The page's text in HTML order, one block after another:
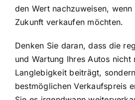
den Wert nachzuweisen,
Zukunft verkaufen möchten.
Denken Sie daran, dass die
und Wartung Ihres Autos nicht
Langlebigkeit beiträgt,
bestmöglichen Verkaufspreis